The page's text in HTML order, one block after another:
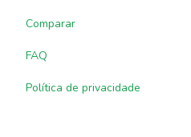
Comparar
FAQ
Política de privacidade